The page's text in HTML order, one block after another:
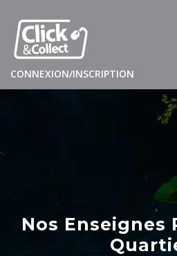
CONNEXION/INSCRIPTION
Nos Enseignes